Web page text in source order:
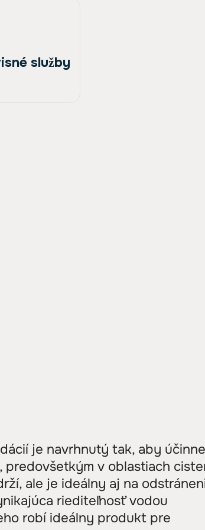
služby
je navrhnutý tak, aby účinne
v oblastiach
ale je ideálny aj na
riediteľnosť vodou
robí ideálny produkt pre